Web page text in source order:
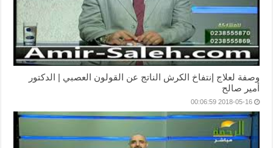
وصفة لعلاج إنتفاخ الكرش الناتج عن القولون العصبي | الدكتور
أمير صالح
2018-05-16 00:06:59